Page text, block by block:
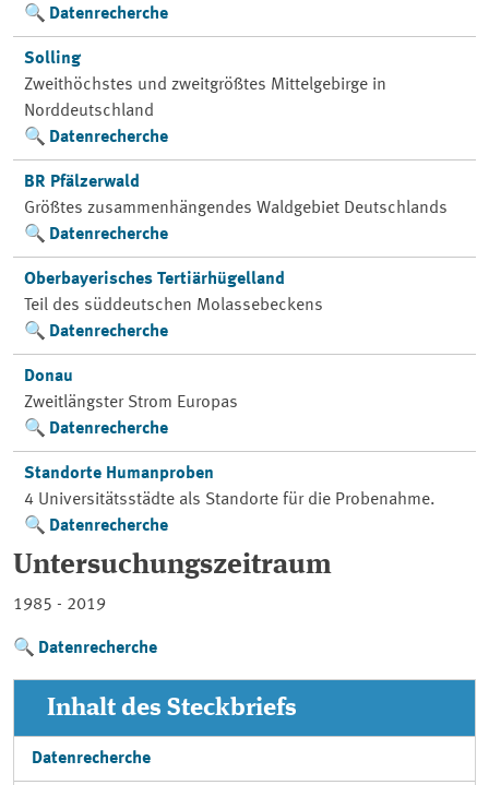
Datenrecherche
Solling
Zweithöchstes und zweitgrößtes Mittelgebirge in
Norddeutschland
Datenrecherche
BR Pfälzerwald
Größtes zusammenhängendes Waldgebiet Deutschlands
Datenrecherche
Oberbayerisches Tertiärhügelland
Teil des süddeutschen Molassebeckens
Datenrecherche
Donau
Zweitlängster Strom Europas
Datenrecherche
Standorte Humanproben
4 Universitätsstädte als Standorte für die Probenahme.
Datenrecherche
Untersuchungszeitraum
1985 - 2019
Datenrecherche
Inhalt des Steckbriefs
Datenrecherche